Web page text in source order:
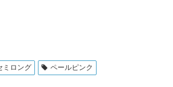
ミロング ペールピンク